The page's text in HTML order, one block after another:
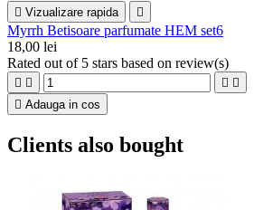
 Vizualizare rapida 
Myrrh Betisoare parfumate HEM set6
18,00 lei
Rated out of 5 stars based on review(s)
   
 Adauga in cos
Clients also bought